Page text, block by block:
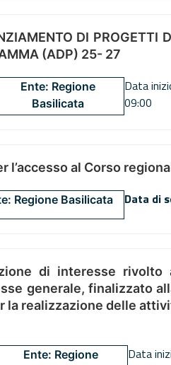
DI PROGETTI
(ADP) 25- 27
Ente: Regione
Basilicata
Data
09:00
l’accesso al Corso
Regione Basilicata Data di
di interesse
generale, finalizzato
la realizzazione delle
Ente: Regione
Data